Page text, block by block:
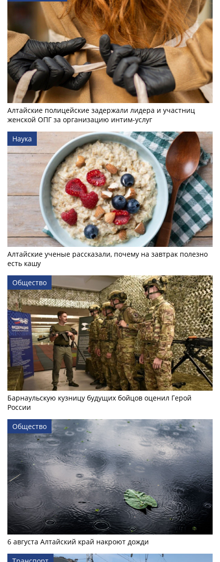
Алтайские полицейские задержали лидера и участниц
женской ОПГ за организацию интим-услуг
Наука
Алтайские ученые рассказали, почему на завтрак полезно
есть кашу
Общество
Барнаульскую кузницу будущих бойцов оценил Герой
России
Общество
6 августа Алтайский край накроют дожди